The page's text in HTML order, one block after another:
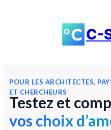
C-
POUR LES ARCHITECTES,
ET CHERCHEURS
Testez et
vos choix